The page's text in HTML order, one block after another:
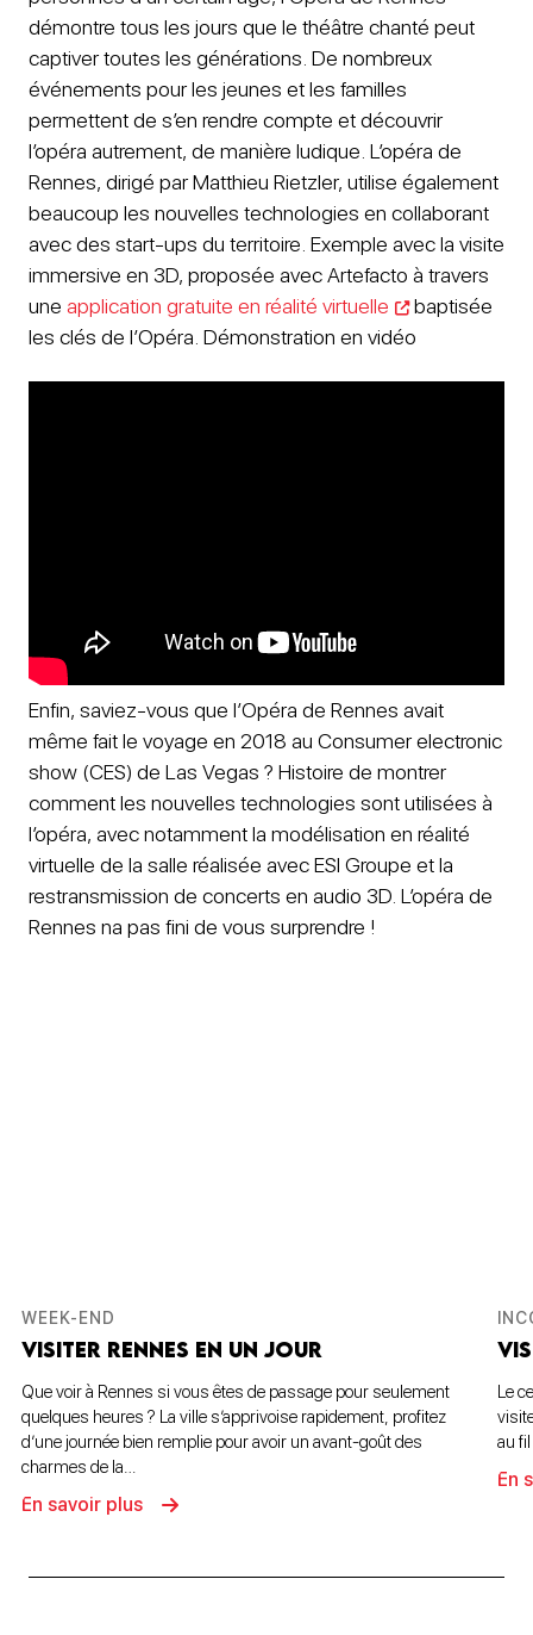
démontre tous les jours que le théâtre chanté peut
captiver toutes les générations. De nombreux
événements pour les jeunes et les familles
permettent de s’en rendre compte et découvrir
l’opéra autrement, de manière ludique. L’opéra de
Rennes, dirigé par Matthieu Rietzler, utilise également
beaucoup les nouvelles technologies en collaborant
avec des start-ups du territoire. Exemple avec la visite
immersive en 3D, proposée avec Artefacto à travers
une application gratuite en réalité virtuelle
baptisée
les clés de l’Opéra. Démonstration en vidéo
Enfin, saviez-vous que l’Opéra de Rennes avait
même fait le voyage en 2018 au Consumer electronic
show (CES) de Las Vegas ? Histoire de montrer
comment les nouvelles technologies sont utilisées à
l’opéra, avec notamment la modélisation en réalité
virtuelle de la salle réalisée avec ESI Groupe et la
restransmission de concerts en audio 3D. L’opéra de
Rennes na pas fini de vous surprendre !
WEEK-END
VISITER RENNES EN UN JOUR
Que voir à Rennes si vous êtes de passage pour seulement
quelques heures ? La ville s’apprivoise rapidement, profitez
d’une journée bien remplie pour avoir un avant-goût des
charmes de la…
En savoir plus
Le
au
En